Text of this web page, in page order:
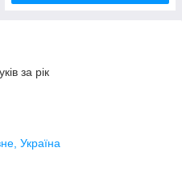
за рік
Україна